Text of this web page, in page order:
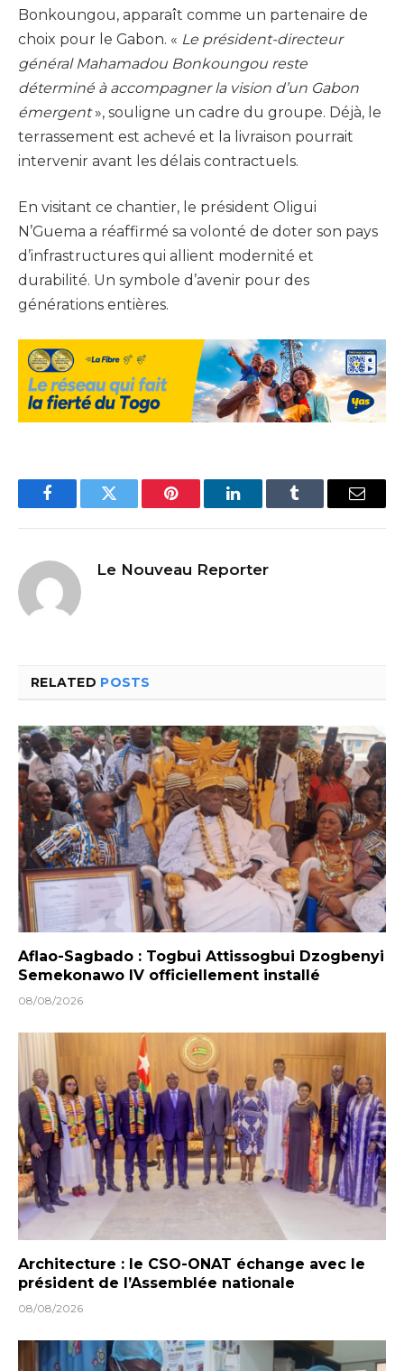
Bonkoungou, apparaît comme un partenaire de
choix pour le Gabon. « Le président-directeur
général Mahamadou Bonkoungou reste
déterminé à accompagner la vision d’un Gabon
émergent», souligne un cadre du groupe. Déjà, le
terrassement est achevé et la livraison pourrait
intervenir avant les délais contractuels.
En visitant ce chantier, le président Oligui
N’Guema a réaffirmé sa volonté de doter son pays
d’infrastructures qui allient modernité et
durabilité. Un symbole d’avenir pour des
générations entières.
FacebookTwitter Pinterest LinkedInTumblr Email
Le Nouveau Reporter
RELATED POSTS
Aflao-Sagbado : Togbui Attissogbui Dzogbenyi
Semekonawo IV officiellement installé
08/08/2026
Architecture : le CSO-ONAT échange avec le
président de l’Assemblée nationale
08/08/2026